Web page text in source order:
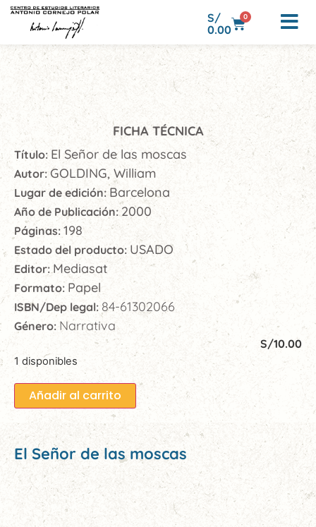
S/
0.00
0
FICHA TÉCNICA
Título: El Señor de las moscas
Autor: GOLDING, William
Lugar de edición: Barcelona
Año de Publicación:2000
Páginas: 198
Estado del producto: USADO
Editor:Mediasat
Formato: Papel
ISBN/Dep legal: 84-61302066
Género: Narrativa
S/10.00
1 disponibles
Añadir al carrito
El Señor de las moscas